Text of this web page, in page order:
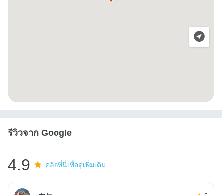
รีวิวจาก Google
4.9 คลิกที่นี่เพื่อดูเพิ่มเติม